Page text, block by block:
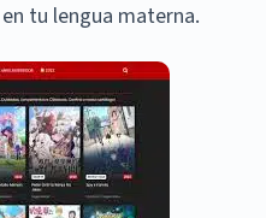
tu lengua materna.